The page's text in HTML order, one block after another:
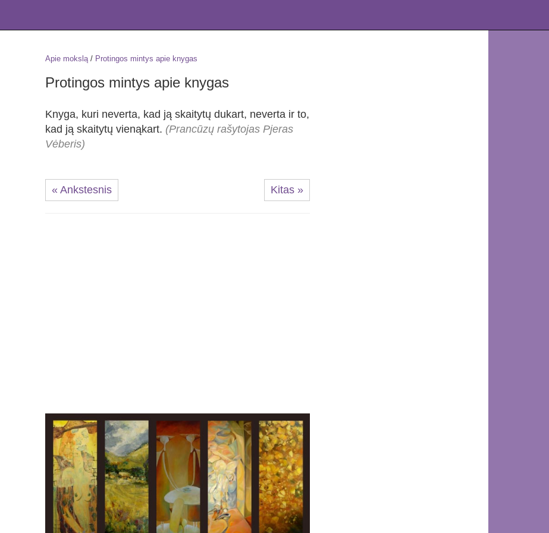
Apie mokslą/ Protingos mintys apie knygas
Protingos mintys apie knygas
Knyga, kuri neverta, kad ją skaitytų dukart, neverta ir to,
kad ją skaitytų vienąkart. (Prancūzų rašytojas Pjeras
Vėberis)
« Ankstesnis Kitas »